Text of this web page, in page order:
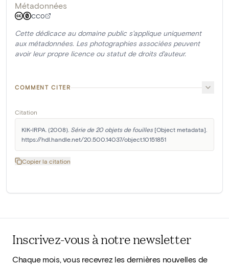
Métadonnées
CC0
Cette dédicace au domaine public s'applique uniquement
aux métadonnées. Les photographies associées peuvent
avoir leur propre licence ou statut de droits d'auteur.
COMMENT CITER
Citation
KIK-IRPA. (2008). Série de 20 objets de fouilles [Object metadata].
https://hdl.handle.net/20.500.14037/object.10151851
Copier la citation
Inscrivez-vous à notre newsletter
Chaque mois, vous recevrez les dernières nouvelles de